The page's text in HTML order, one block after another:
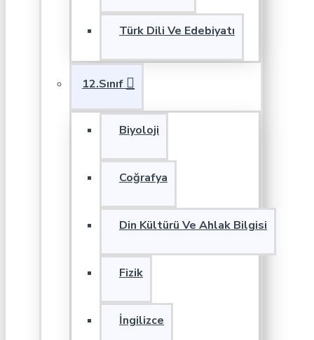
Türk Dili Ve Edebiyatı
12.Sınıf
Biyoloji
Coğrafya
Din Kültürü Ve Ahlak Bilgisi
Fizik
İngilizce